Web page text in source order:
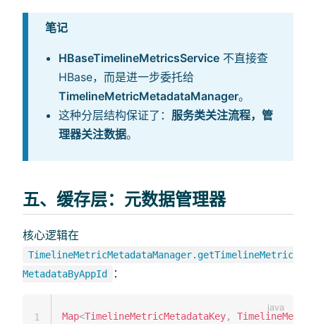
笔记
HBaseTimelineMetricsService 不直接查
HBase，而是进一步委托给
TimelineMetricMetadataManager。
这种分层结构保证了： 服务类关注流程，管
理器关注数据。
五、缓存层：元数据管理器
核心逻辑在
TimelineMetricMetadataManager.getTimelineMetric
MetadataByAppId
：
Map<TimelineMetricMetadataKey,
1